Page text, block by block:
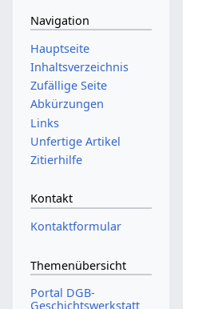
Navigation
Hauptseite
Inhaltsverzeichnis
Zufällige Seite
Abkürzungen
Links
Unfertige Artikel
Zitierhilfe
Kontakt
Kontaktformular
Themenübersicht
Portal DGB-
Geschichtswerkstatt